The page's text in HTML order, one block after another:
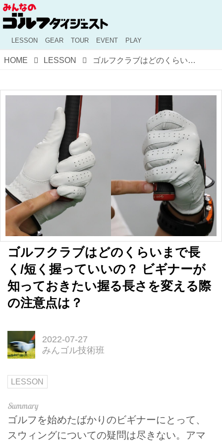
LESSON GEAR TOUR EVENT PLAY
HOME LESSON ゴルフクラブはどのくらいまで長く/短く握っていいの？ ビギナーが知っておきたい握る長さを変える際の注意点は？
ゴルフクラブはどのくらいまで長
く/短く握っていいの？ ビギナーが
知っておきたい握る長さを変える際
の注意点は？
2022-07-27
みんゴル技術班
LESSON
ゴルフを始めたばかりのビギナーにとって、
スウィングについての疑問は尽きない。アマ